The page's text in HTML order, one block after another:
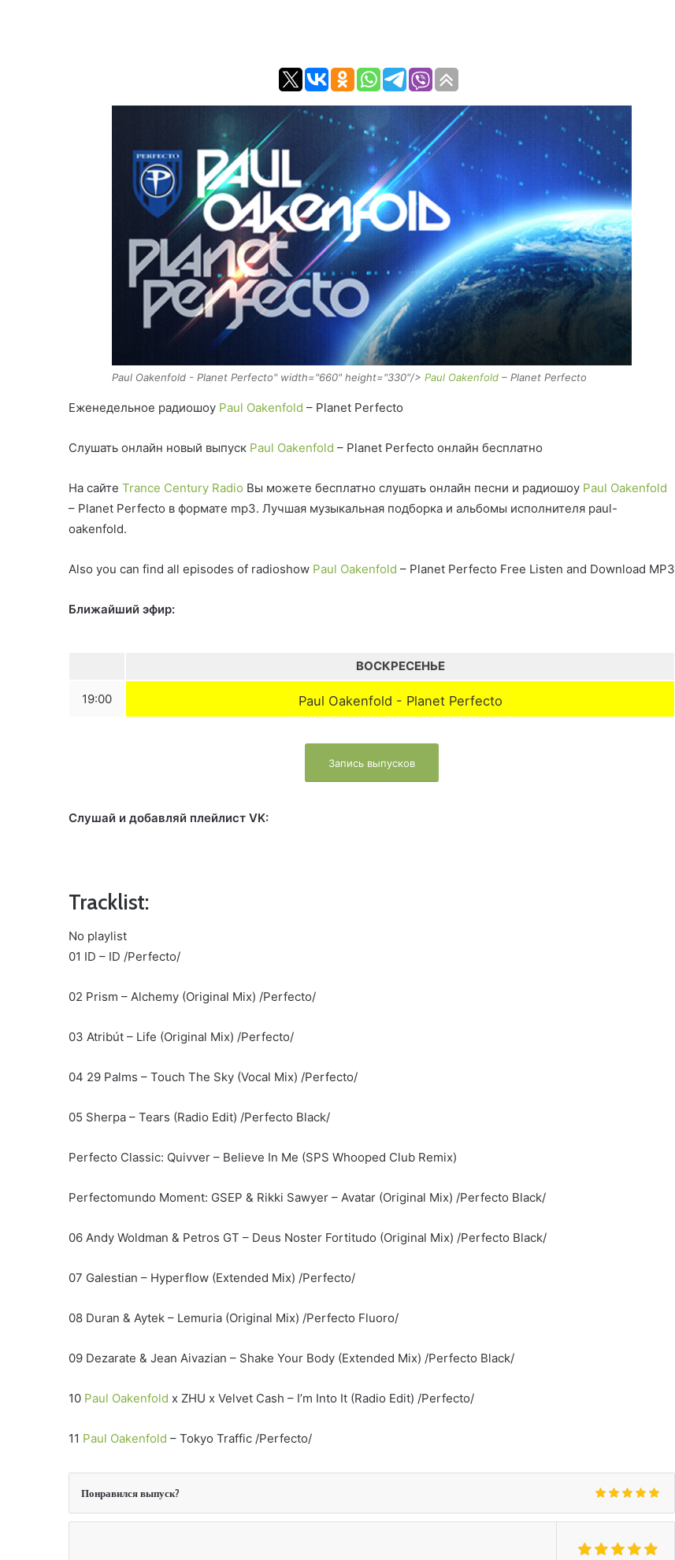
Paul Oakenfold - Planet Perfecto" width="660" height="330"/> Paul Oakenfold – Planet Perfecto
Еженедельное радиошоу Paul Oakenfold – Planet Perfecto
Слушать онлайн новый выпуск Paul Oakenfold – Planet Perfecto онлайн бесплатно
На сайте Trance Century Radio Вы можете бесплатно слушать онлайн песни и радиошоу Paul Oakenfold
– Planet Perfecto в формате mp3. Лучшая музыкальная подборка и альбомы исполнителя paul-
oakenfold.
Also you can find all episodes of radioshow Paul Oakenfold – Planet Perfecto Free Listen and Download MP3
Ближайший эфир:
ВОСКРЕСЕНЬЕ
19:00 Paul Oakenfold - Planet Perfecto
Запись выпусков
Слушай и добавляй плейлист VK:
Tracklist:
No playlist
01 ID – ID /Perfecto/
02 Prism – Alchemy (Original Mix) /Perfecto/
03 Atribút – Life (Original Mix) /Perfecto/
04 29 Palms – Touch The Sky (Vocal Mix) /Perfecto/
05 Sherpa – Tears (Radio Edit) /Perfecto Black/
Perfecto Classic: Quivver – Believe In Me (SPS Whooped Club Remix)
Perfectomundo Moment: GSEP & Rikki Sawyer – Avatar (Original Mix) /Perfecto Black/
06 Andy Woldman & Petros GT – Deus Noster Fortitudo (Original Mix) /Perfecto Black/
07 Galestian – Hyperflow (Extended Mix) /Perfecto/
08 Duran & Aytek – Lemuria (Original Mix) /Perfecto Fluoro/
09 Dezarate & Jean Aivazian – Shake Your Body (Extended Mix) /Perfecto Black/
10 Paul Oakenfold x ZHU x Velvet Cash – I’m Into It (Radio Edit) /Perfecto/
11 Paul Oakenfold – Tokyo Traffic /Perfecto/
Понравился выпуск?